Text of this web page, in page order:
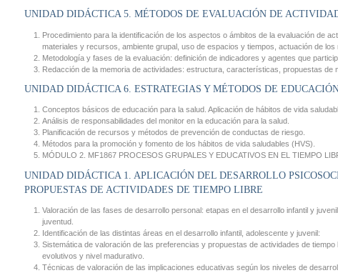
UNIDAD DIDÁCTICA 5. MÉTODOS DE EVALUACIÓN DE
Procedimiento para la identificación de los aspectos o ámbitos de la evaluación de
materiales y recursos, ambiente grupal, uso de espacios y tiempos, actuación de los
Metodología y fases de la evaluación: definición de indicadores y agentes que
Redacción de la memoria de actividades: estructura, características, propuestas de
UNIDAD DIDÁCTICA 6. ESTRATEGIAS Y MÉTODOS DE
Conceptos básicos de educación para la salud. Aplicación de hábitos de vida
Análisis de responsabilidades del monitor en la educación para la salud.
Planificación de recursos y métodos de prevención de conductas de riesgo.
Métodos para la promoción y fomento de los hábitos de vida saludables (HVS).
MÓDULO 2. MF1867 PROCESOS GRUPALES Y EDUCATIVOS EN EL TIEMPO
UNIDAD DIDÁCTICA 1. APLICACIÓN DEL DESARROLLO
PROPUESTAS DE ACTIVIDADES DE TIEMPO LIBRE
Valoración de las fases de desarrollo personal: etapas en el desarrollo infantil y
juventud.
Identificación de las distintas áreas en el desarrollo infantil, adolescente y juvenil:
Sistemática de valoración de las preferencias y propuestas de actividades de
evolutivos y nivel madurativo.
Técnicas de valoración de las implicaciones educativas según los niveles de